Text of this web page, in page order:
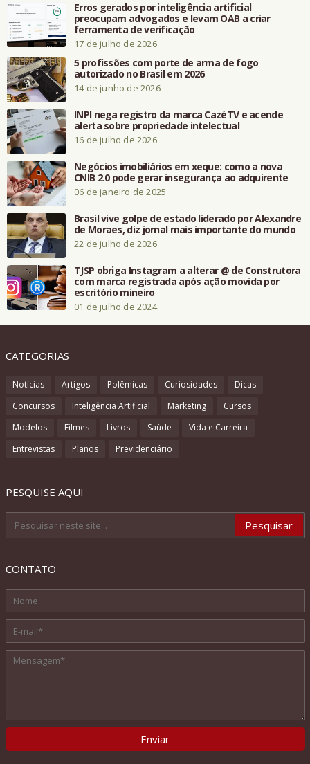
Erros gerados por inteligência artificial
preocupam advogados e levam OAB a criar
ferramenta de verificação
17 de julho de 2026
5 profissões com porte de arma de fogo
autorizado no Brasil em 2026
14 de junho de 2026
INPI nega registro da marca CazéTV e acende
alerta sobre propriedade intelectual
16 de julho de 2026
Negócios imobiliários em xeque: como a nova
CNIB 2.0 pode gerar insegurança ao adquirente
06 de janeiro de 2025
Brasil vive golpe de estado liderado por Alexandre
de Moraes, diz jornal mais importante do mundo
22 de julho de 2026
TJSP obriga Instagram a alterar @ de Construtora
com marca registrada após ação movida por
escritório mineiro
01 de julho de 2024
CATEGORIAS
Notícias Artigos Polêmicas Curiosidades
Dicas
Concursos
Inteligência Artificial Marketing
Cursos
Modelos
Filmes Livros Saúde
Vida e Carreira
Entrevistas
Planos Previdenciário
PESQUISE AQUI
CONTATO